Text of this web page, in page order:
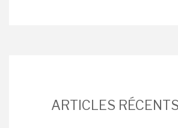
ARTICLES RÉCENTS